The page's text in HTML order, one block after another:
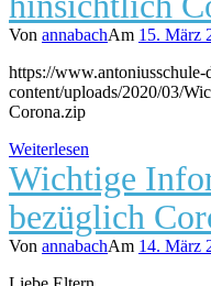
Von annabachAm 15. März
https://www.antoniusschule-
content/uploads/2020/03/
Corona.zip
Weiterlesen
Wichtige
bezüglich
Von annabachAm 14. März